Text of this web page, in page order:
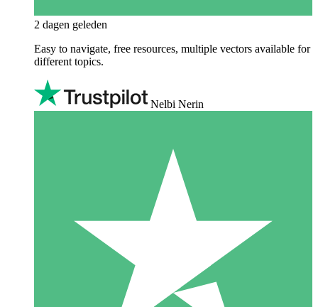
2 dagen geleden
Easy to navigate, free resources, multiple vectors available for
different topics.
Nelbi Nerin